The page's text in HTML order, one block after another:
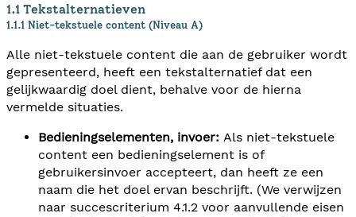
1.1 Tekstalternatieven
1.1.1 Niet-tekstuele content (Niveau A)
Alle niet-tekstuele content die aan de gebruiker wordt
gepresenteerd, heeft een tekstalternatief dat een
gelijkwaardig doel dient, behalve voor de hierna
vermelde situaties.
Bedieningselementen, invoer: Als niet-tekstuele
content een bedieningselement is of
gebruikersinvoer accepteert, dan heeft ze een
naam die het doel ervan beschrijft. (We verwijzen
naar succescriterium 4.1.2 voor aanvullende eisen